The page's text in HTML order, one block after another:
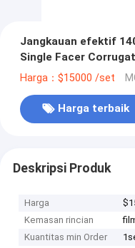
Jangkauan efektif
Single Facer
Corrugated Line
Harga：$15000 /set
Harga terbaik
Deskripsi Produk
Harga
Kemasan rincian
Kuantitas min Order